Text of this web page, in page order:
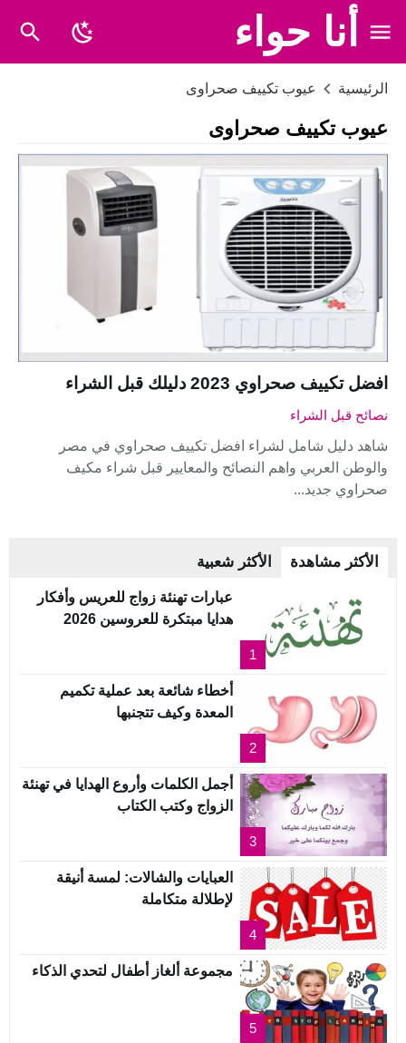
أنا حواء
الرئيسية عيوب تكييف صحراوى
عيوب تكييف صحراوى
افضل تكييف صحراوي 2023 دليلك قبل الشراء
نصائح قبل الشراء
شاهد دليل شامل لشراء افضل تكييف صحراوي في مصر
والوطن العربي واهم النصائح والمعايير قبل شراء مكيف
صحراوي جديد...
الأكثر مشاهدة الأكثر شعبية
1
عبارات تهنئة زواج للعريس وأفكار
هدايا مبتكرة للعروسين 2026
2
أخطاء شائعة بعد عملية تكميم
المعدة وكيف تتجنبها
3
أجمل الكلمات وأروع الهدايا في تهنئة
الزواج وكتب الكتاب
4
العبايات والشالات: لمسة أنيقة
لإطلالة متكاملة
5
مجموعة ألغاز أطفال لتحدي الذكاء